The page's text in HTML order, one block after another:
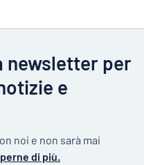
newsletter per
e
noi e non sarà mai
di più.